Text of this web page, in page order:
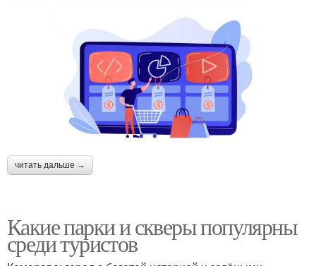
читать дальше →
Какие парки и скверы популярны
среди туристов